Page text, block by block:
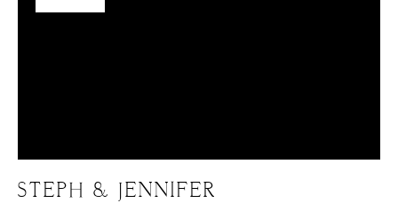
STEPH & JENNIFER